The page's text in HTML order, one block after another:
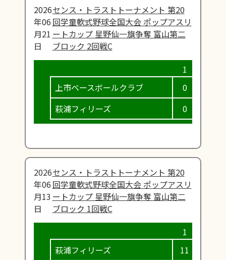
2026
年06
月21
日
センス・トラストトーナメント 第20
回学童軟式野球全国大会 ポップアスリ
ートカップ 星野仙一旗争奪 富山第二
ブロック 2回戦C
上市ベースボールクラブ
萩浦フィリーズ
0
0
2026
年06
月13
日
センス・トラストトーナメント 第20
回学童軟式野球全国大会 ポップアスリ
ートカップ 星野仙一旗争奪 富山第二
ブロック 1回戦C
萩浦フィリーズ
11